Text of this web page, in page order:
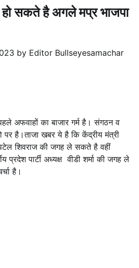
हो सकते है अगले मप्र भाजपा
by Editor Bullseyesamachar
अफवाहों का बाजार गर्म है। संगठन व
पर है।ताजा खबर ये है कि केंद्रीय मंत्री
पटेल शिवराज की जगह ले सकते है वहीं
प्रदेश पार्टी अध्यक्ष वीडी शर्मा की जगह ले
है।